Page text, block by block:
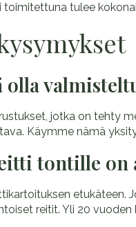
tulee
jotka on tehty
Käymme nämä
tontille on
etukäteen.
reitit. Yli 20